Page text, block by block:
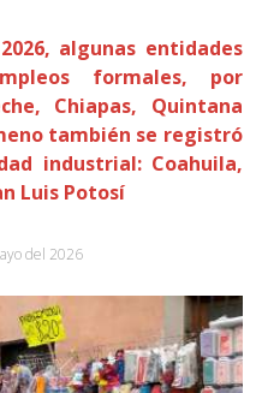
algunas entidades
formales, por
Chiapas, Quintana
también se registró
industrial: Coahuila,
Luis Potosí
del 2026